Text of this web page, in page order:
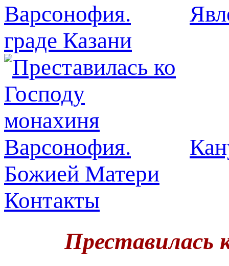
граде Казани
Божией Матери
Контакты
Преставилась